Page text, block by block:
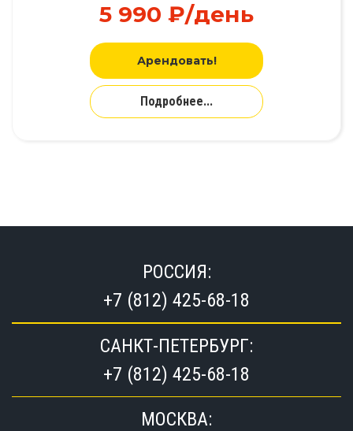
5 990 ₽/день
Арендовать!
Подробнее...
РОССИЯ:
+7 (812) 425-68-18
САНКТ-ПЕТЕРБУРГ:
+7 (812) 425-68-18
МОСКВА: